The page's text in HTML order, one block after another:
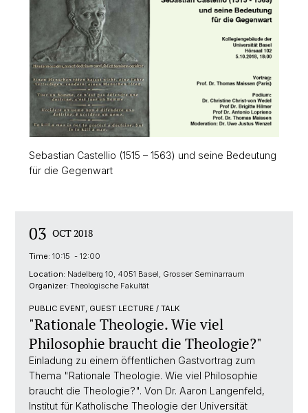
Sebastian Castellio (1515 – 1563) und seine Bedeutung
für die Gegenwart
03 OCT 2018
Time: 10:15 - 12:00
Location: Nadelberg 10, 4051 Basel, Grosser Seminarraum
Organizer: Theologische Fakultät
PUBLIC EVENT, GUEST LECTURE / TALK
"Rationale Theologie. Wie viel
Philosophie braucht die Theologie?"
Einladung zu einem öffentlichen Gastvortrag zum
Thema "Rationale Theologie. Wie viel Philosophie
braucht die Theologie?". Von Dr. Aaron Langenfeld,
Institut für Katholische Theologie der Universität